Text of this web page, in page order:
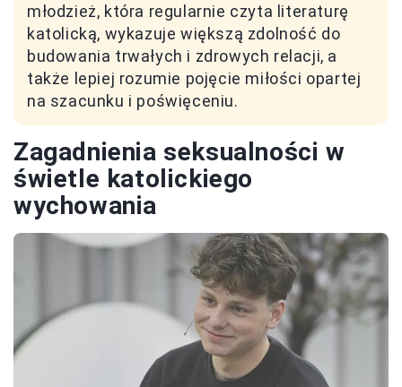
młodzież, która regularnie czyta literaturę
katolicką, wykazuje większą zdolność do
budowania trwałych i zdrowych relacji, a
także lepiej rozumie pojęcie miłości opartej
na szacunku i poświęceniu.
Zagadnienia seksualności w
świetle katolickiego
wychowania